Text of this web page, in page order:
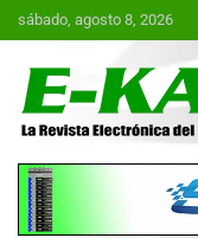
Saltar
al
sábado, agosto 8, 2026
E-